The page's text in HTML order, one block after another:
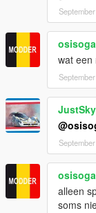
wat een
JustSky
alleen
soms